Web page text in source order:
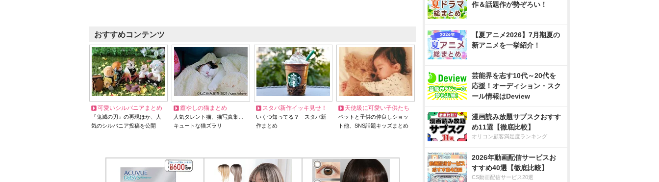
おすすめコンテンツ
可愛いシルバニアまとめ
『鬼滅の刃』の再現ほか、人
気のシルバニア投稿を公開
癒やしの猫まとめ
人気タレント猫、猫写真集…
キュートな猫ズラリ
スタバ新作イッキ見せ！
いくつ知ってる？ スタバ新
作まとめ
天使級に可愛い子供たち
ペットと子供の仲良しショッ
ト他、SNS話題キッズまとめ
作＆話題作が勢ぞろい！
【夏アニメ2026】7月期夏の
新アニメを一挙紹介！
芸能界を志す10代～20代を
応援！オーディション・スク
ール情報はDeview
漫画読み放題サブスクおすす
め11選【徹底比較】
オリコン顧客満足度ランキング
2026年動画配信サービスお
すすめ40選【徹底比較】
CS動画配信サービス20選